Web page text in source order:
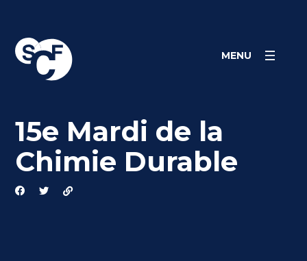
content
MENU
15e Mardi de la
Chimie Durable